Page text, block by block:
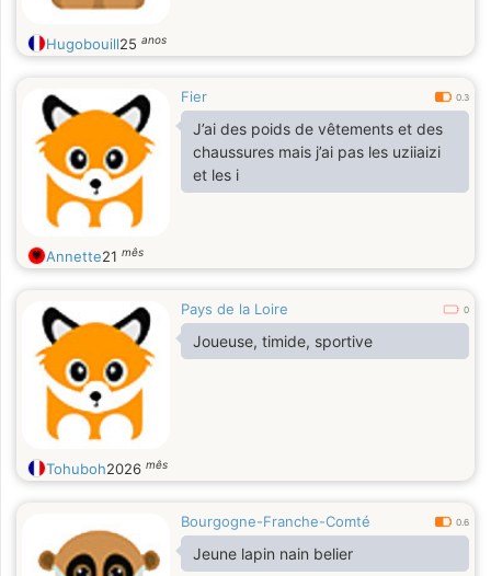
Hugobouill25 anos
Fier 0.3
J’ai des poids de vêtements et des
chaussures mais j’ai pas les uziiaizi
et les i
Annette21 mês
Pays de la Loire 0
Joueuse, timide, sportive
Tohuboh2026 mês
Bourgogne-Franche-Comté 0.6
Jeune lapin nain belier